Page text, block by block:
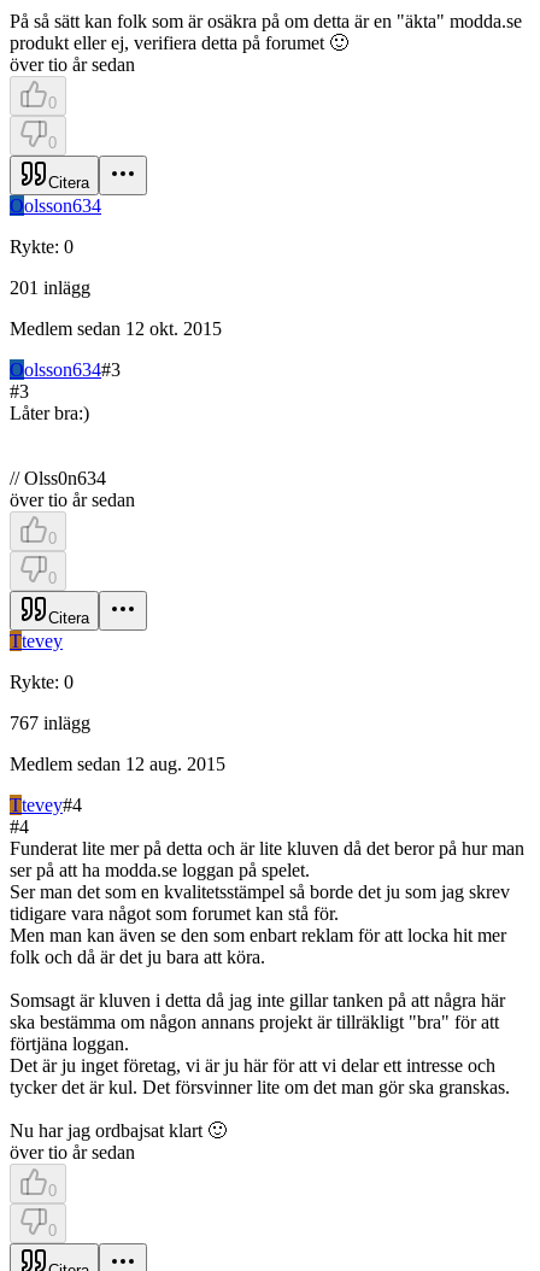
På så sätt kan folk som är osäkra på om detta är en "äkta" modda.se
produkt eller ej, verifiera detta på forumet 🙂
över tio år sedan
0
0
Citera
Oolsson634
Rykte: 0
201 inlägg
Medlem sedan 12 okt. 2015
Oolsson634#3
#3
Låter bra:)
// Olss0n634
över tio år sedan
0
0
Citera
Ttevey
Rykte: 0
767 inlägg
Medlem sedan 12 aug. 2015
Ttevey#4
#4
Funderat lite mer på detta och är lite kluven då det beror på hur man
ser på att ha modda.se loggan på spelet.
Ser man det som en kvalitetsstämpel så borde det ju som jag skrev
tidigare vara något som forumet kan stå för.
Men man kan även se den som enbart reklam för att locka hit mer
folk och då är det ju bara att köra.
Somsagt är kluven i detta då jag inte gillar tanken på att några här
ska bestämma om någon annans projekt är tillräkligt "bra" för att
förtjäna loggan.
Det är ju inget företag, vi är ju här för att vi delar ett intresse och
tycker det är kul. Det försvinner lite om det man gör ska granskas.
Nu har jag ordbajsat klart 🙂
över tio år sedan
0
0